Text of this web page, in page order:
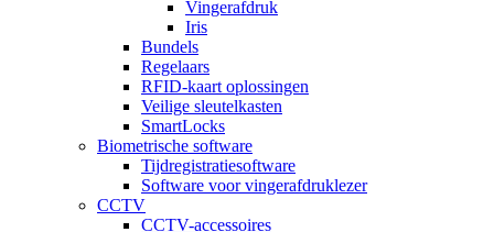
Vingerafdruk
Iris
Bundels
Regelaars
RFID-kaart oplossingen
Veilige sleutelkasten
SmartLocks
Biometrische software
Tijdregistratiesoftware
Software voor vingerafdruklezer
CCTV
CCTV-accessoires